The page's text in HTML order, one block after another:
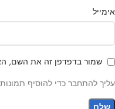
אימייל
שמור בדפדפן זה את השם,
עליך להתחבר כדי להוסיף